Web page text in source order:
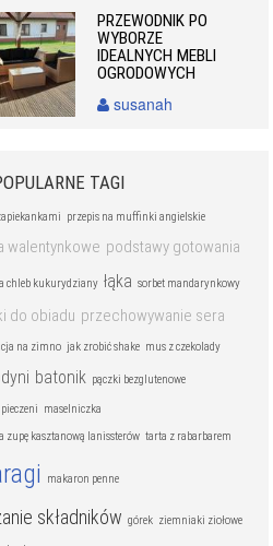
PRZEWODNIK PO
WYBORZE
IDEALNYCH MEBLI
OGRODOWYCH
susanah
TAGI
przepis na muffinki angielskie
walentynkowe podstawy gotowania
chleb kukurydziany łąka sorbet mandarynkowy
do obiadu przechowywanie sera
na zimno jak zrobić shake mus z czekolady
batonik pączki bezglutenowe
maselniczka
zupę kasztanową lanissterów tarta z rabarbarem
makaron penne
składników górek ziemniaki ziołowe